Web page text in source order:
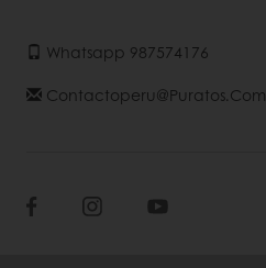
Whatsapp 987574176
Contactoperu@puratos.com